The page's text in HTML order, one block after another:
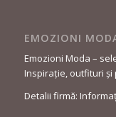
EMOZIONI
Emozioni Moda –
Inspirație, outfituri și
Detalii firmă: